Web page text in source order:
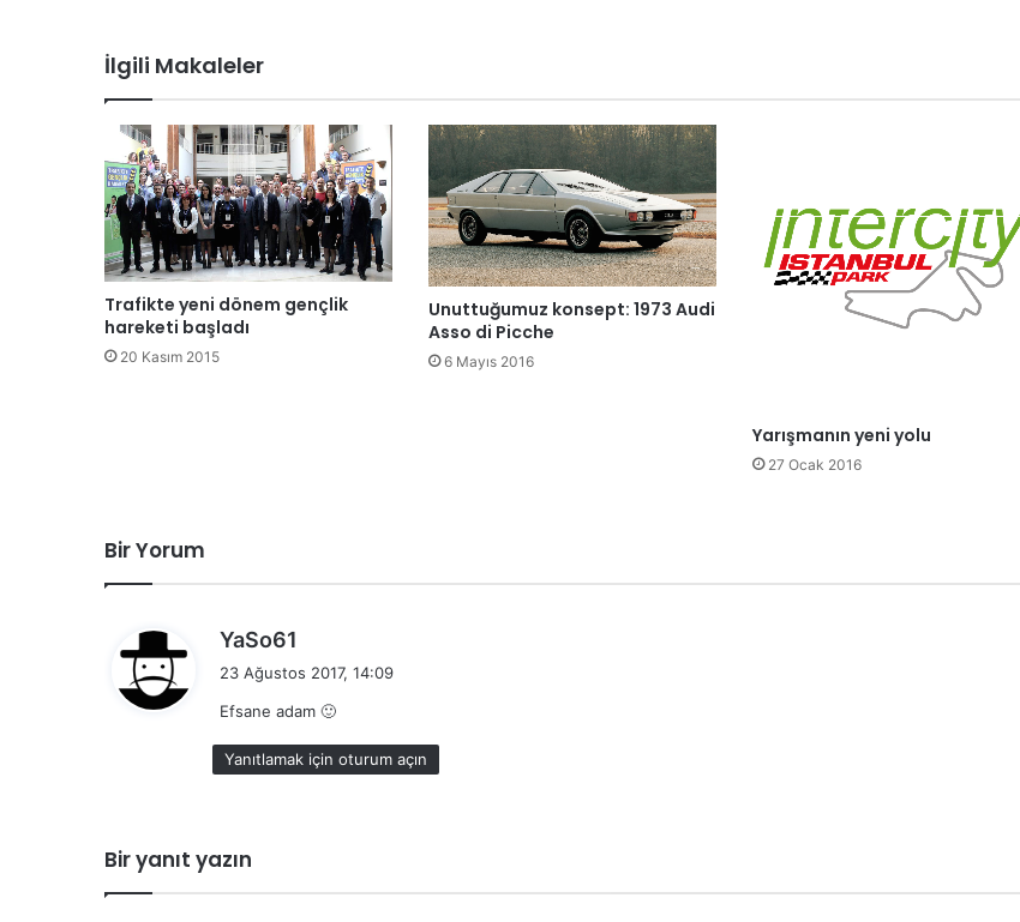
İlgili Makaleler
Trafikte yeni dönem gençlik
hareketi başladı
20 Kasım 2015
Unuttuğumuz konsept: 1973 Audi
Asso di Picche
6 Mayıs 2016
Yarışmanın yeni yolu
27 Ocak 2016
Bir Yorum
YaSo61
i
k
i
23 Ağustos 2017, 14:09
Efsane adam 🙂
Yanıtlamak için oturum açın
Bir yanıt yazın